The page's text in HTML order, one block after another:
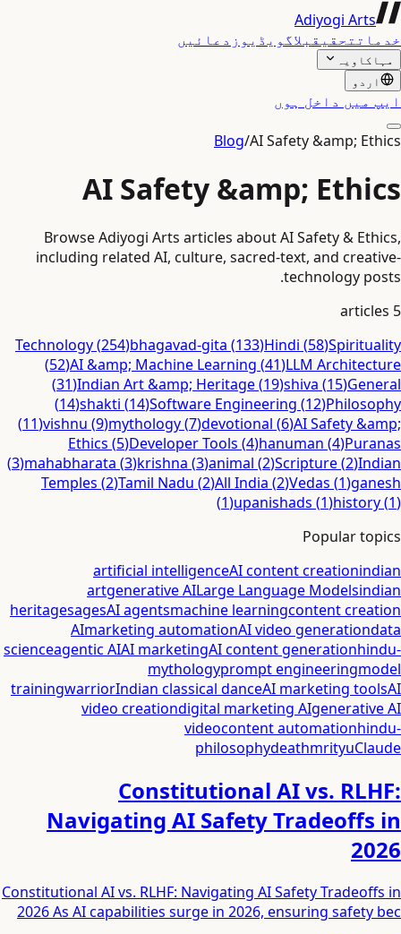
Adiyogi Arts
خدماتتحقیقبلاگویڈیوز دعائیں
مہاکاویہ
اردو
ایپ میں داخل ہوں
Blog/AI Safety &amp; Ethics
AI Safety &amp; Ethics
Browse Adiyogi Arts articles about AI Safety & Ethics,
including related AI, culture, sacred-text, and creative-
technology posts.
5
Technology(254)bhagavad-gita (133)Hindi (58)Spirituality
(52)AI &amp; Machine Learning (41)LLM Architecture
(31)Indian Art &amp; Heritage(19)shiva (15)General
(14)shakti (14)Software Engineering (12)Philosophy
(11)vishnu (9)mythology(7)devotional (6)AI Safety &amp;
Ethics (5)Developer Tools (4)hanuman (4)Puranas
(3)mahabharata (3)krishna (3)animal (2)Scripture(2)Indian
Temples (2)Tamil Nadu (2)All India (2)Vedas (1)ganesh
(1)upanishads (1)history(1)
Popular topics
artificial intelligenceAI content creationindian
artgenerative AILarge Language Modelsindian
heritagesagesAI agentsmachine learningcontent creation
AImarketing automationAI video generationdata
scienceagentic AIAI marketingAI content generationhindu-
mythologyprompt engineeringmodel
trainingwarriorIndian classical danceAI marketing toolsAI
video creationdigital marketing AIgenerative AI
videocontent automationhindu-
philosophydeathmrityuClaude
Constitutional AI vs. RLHF:
Navigating AI Safety Tradeoffs in
2026
Constitutional AI vs. RLHF: Navigating AI Safety Tradeoffs in
2026 As AI capabilities surge in 2026, ensuring safety bec